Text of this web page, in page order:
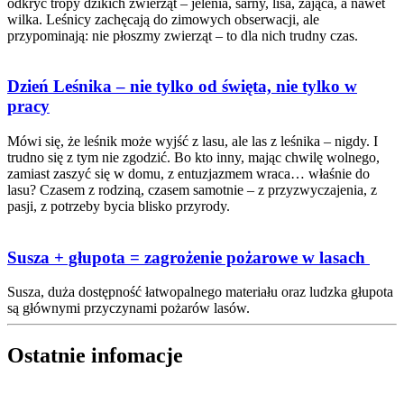
wilka. Leśnicy zachęcają do zimowych obserwacji, ale
przypominają: nie płoszmy zwierząt – to dla nich trudny czas.
Dzień Leśnika – nie tylko od święta, nie tylko w
pracy
Mówi się, że leśnik może wyjść z lasu, ale las z leśnika – nigdy. I
trudno się z tym nie zgodzić. Bo kto inny, mając chwilę wolnego,
zamiast zaszyć się w domu, z entuzjazmem wraca… właśnie do
lasu? Czasem z rodziną, czasem samotnie – z przyzwyczajenia, z
pasji, z potrzeby bycia blisko przyrody.
Susza + głupota = zagrożenie pożarowe w lasach
Susza, duża dostępność łatwopalnego materiału oraz ludzka głupota
są głównymi przyczynami pożarów lasów.
Ostatnie infomacje